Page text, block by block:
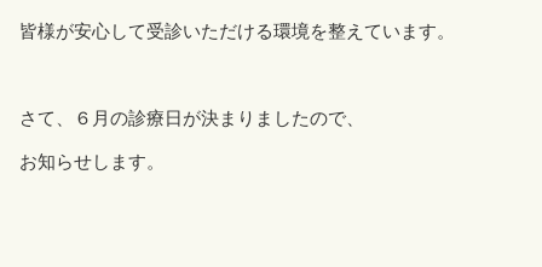
皆様が安心して受診いただける環境を整えています。
さて、６月の診療日が決まりましたので、
お知らせします。